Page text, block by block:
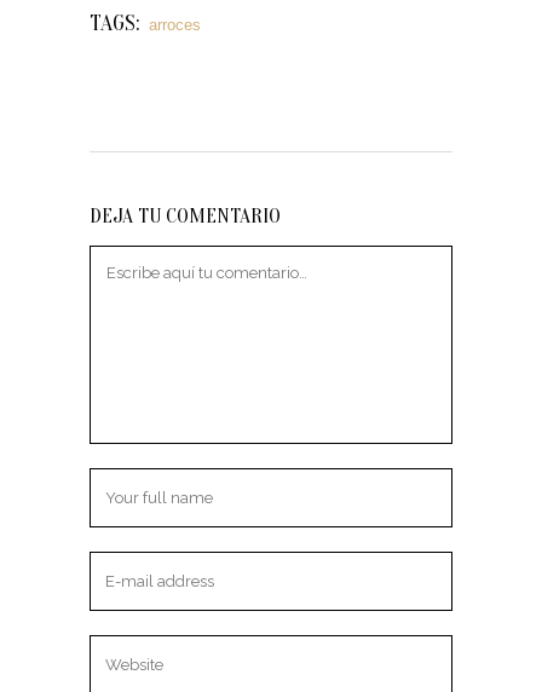
TAGS: arroces
DEJA TU COMENTARIO